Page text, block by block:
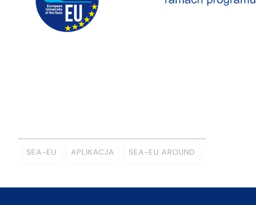
SEA-EU APLIKACJA SEA-EU AROUND